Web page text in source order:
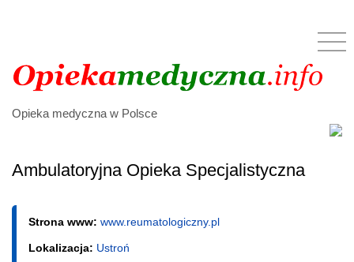
Opieka medyczna w Polsce
Ambulatoryjna Opieka Specjalistyczna
Strona www: www.reumatologiczny.pl
Lokalizacja: Ustroń